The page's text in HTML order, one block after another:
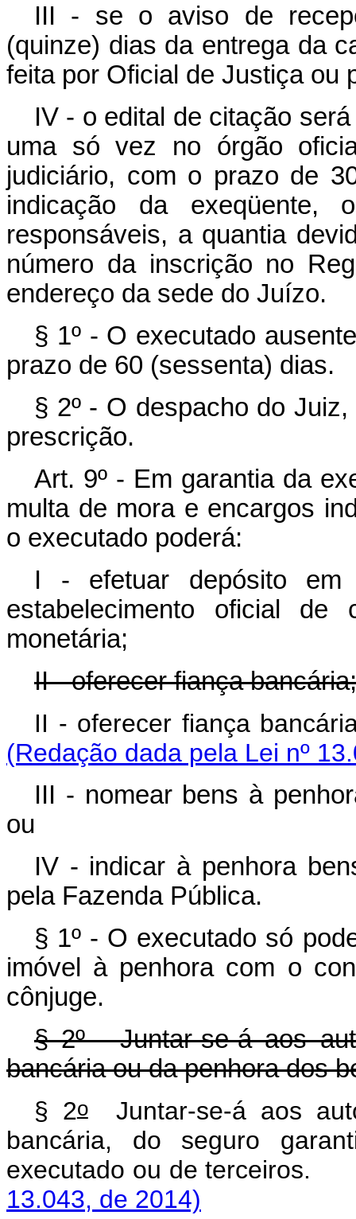
III - se o aviso de
(quinze) dias da entrega da
feita por Oficial de Justiça ou
IV - o edital de citação
uma só vez no órgão
judiciário, com o prazo de
indicação da
responsáveis, a quantia
número da inscrição no
endereço da sede do Juízo.
§ 1º - O executado
prazo de 60 (sessenta) dias.
§ 2º - O despacho do
prescrição.
Art. 9º - Em garantia da
multa de mora e encargos
o executado poderá:
I - efetuar depósito
estabelecimento oficial de
monetária;
II - oferecer fiança bancária;
II - oferecer fiança
(Redação dada pela Lei nº
III - nomear bens à
ou
IV - indicar à penhora
pela Fazenda Pública.
§ 1º - O executado só
imóvel à penhora com o
cônjuge.
§ 2º - Juntar-se-á aos
bancária ou da penhora dos
§ 2oJuntar-se-á aos
bancária, do seguro
executado ou de
13.043, de 2014)